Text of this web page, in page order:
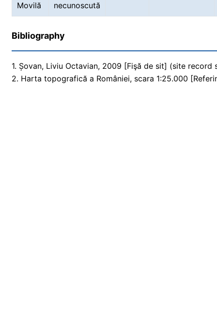
Movilă necunoscută
Bibliography
1. Șovan, Liviu Octavian, 2009 [Fişă de sit] (site record
2. Harta topografică a României, scara 1:25.000